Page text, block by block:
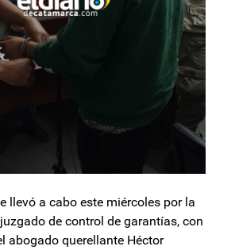
llevó a cabo este miércoles por la
de control de garantías, con
abogado querellante Héctor